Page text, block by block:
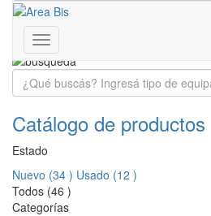
Toggle
navigation
Catálogo de productos
Estado
Nuevo (34 ) Usado (12 )
Todos (46 )
Categorías